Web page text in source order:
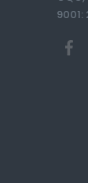
9001: